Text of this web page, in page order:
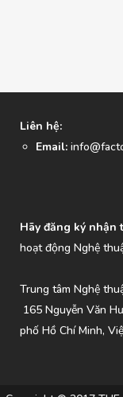
Liên hệ:
Email:
Hãy đăng ký
hoạt động Nghệ
Trung tâm Nghệ
165 Nguyễn Văn
phố Hồ Chí Minh,